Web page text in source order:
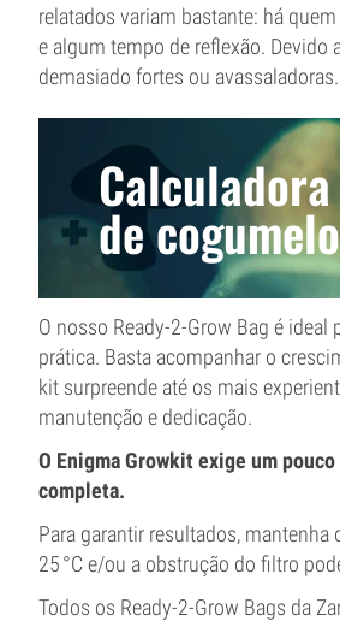
relatados variam bastante: há
e algum tempo de reflexão. Devido
demasiado fortes ou avassaladoras.
de
O nosso Ready-2-Grow Bag é
prática. Basta acompanhar o
kit surpreende até os mais
manutenção e dedicação.
O Enigma Growkit exige um
completa.
Para garantir resultados, mantenha
25 °C e/ou a obstrução do filtro
Todos os Ready-2-Grow Bags da